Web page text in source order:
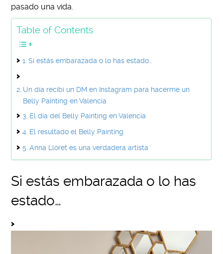
pasado una vida.
Table of Contents
Si estás embarazada o lo has estado…
Un día recibí un DM en Instagram para hacerme un
Belly Painting en Valencia
El día del Belly Painting en Valencia
El resultado el Belly Painting
Anna Lloret es una verdadera artista
Si estás embarazada o lo has
estado…